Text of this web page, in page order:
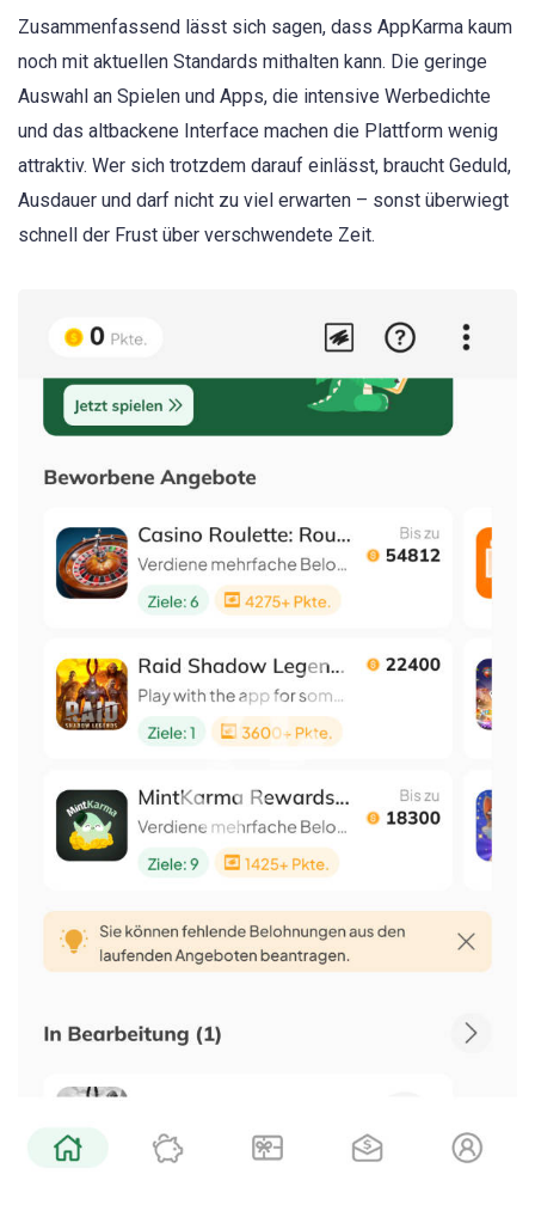
Zusammenfassend lässt sich sagen, dass AppKarma kaum
noch mit aktuellen Standards mithalten kann. Die geringe
Auswahl an Spielen und Apps, die intensive Werbedichte
und das altbackene Interface machen die Plattform wenig
attraktiv. Wer sich trotzdem darauf einlässt, braucht Geduld,
Ausdauer und darf nicht zu viel erwarten – sonst überwiegt
schnell der Frust über verschwendete Zeit.